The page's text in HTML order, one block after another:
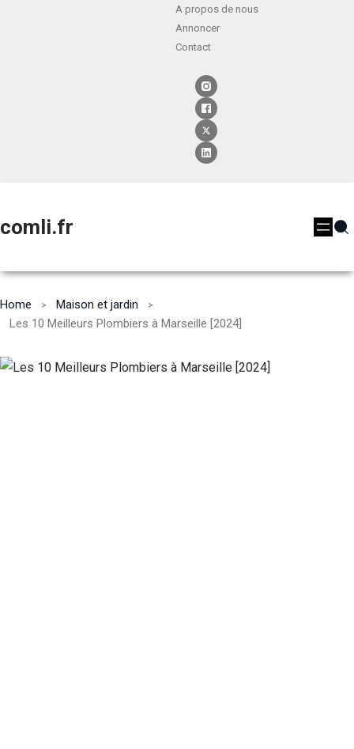
A propos de nous
Annoncer
Contact
comli.fr
Home
Maison et jardin
Les 10 Meilleurs Plombiers à Marseille [2024]